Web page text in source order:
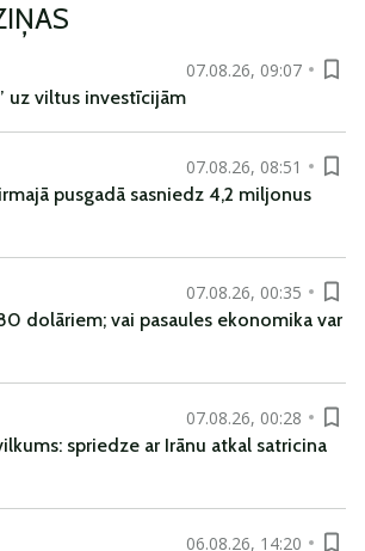
07.08.26, 09:07
uz viltus investīcijām
07.08.26, 08:51
pusgadā sasniedz 4,2 miljonus
07.08.26, 00:35
dolāriem; vai pasaules ekonomika var
07.08.26, 00:28
spriedze ar Irānu atkal satricina
06.08.26, 14:20